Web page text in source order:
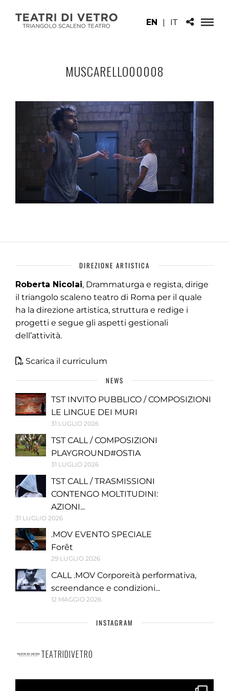
EN | IT
MUSCARELLO00008
DIREZIONE ARTISTICA
Roberta Nicolai, Drammaturga e regista, dirige
il triangolo scaleno teatro di Roma per il quale
ha la direzione artistica, struttura e redige i
progetti e segue gli aspetti gestionali
dell’attività.
Scarica il curriculum
NEWS
TST INVITO PUBBLICO / COMPOSIZIONI
LE LINGUE DEI MURI
31 LUGLIO 2026
TST CALL / COMPOSIZIONI
PLAYGROUND#OSTIA
31 LUGLIO 2026
TST CALL / TRASMISSIONI
CONTENGO MOLTITUDINI:
AZIONI...
31 LUGLIO 2026
.MOV EVENTO SPECIALE
Forêt
29 LUGLIO 2026
CALL .MOV Corporeità performativa,
screendance e condizioni...
12 MAGGIO 2026
INSTAGRAM
TEATRIDIVETRO